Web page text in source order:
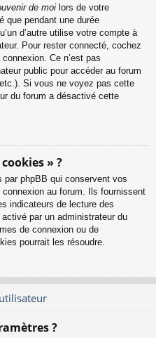
de moi lors de votre
que pendant une durée
d’autre utilise votre compte à
Pour rester connecté, cochez
connexion. Ce n’est pas
public pour accéder au forum
Si vous ne voyez pas cette
du forum a désactivé cette
» ?
phpBB qui conservent vos
au forum. Ils fournissent
indicateurs de lecture des
par un administrateur du
de connexion ou de
pourrait les résoudre.
?